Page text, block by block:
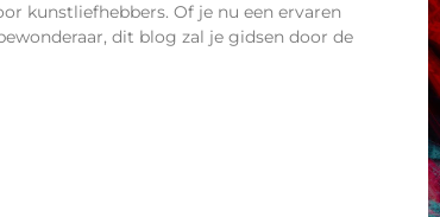
kunstliefhebbers. Of je nu een ervaren
dit blog zal je gidsen door de